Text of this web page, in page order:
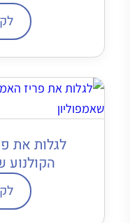
לגלות את
הקולנוע